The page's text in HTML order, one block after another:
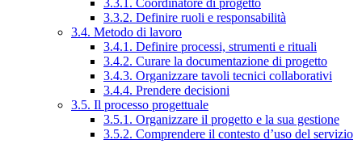
3.3.1. Coordinatore di progetto
3.3.2. Definire ruoli e responsabilità
3.4. Metodo di lavoro
3.4.1. Definire processi, strumenti e rituali
3.4.2. Curare la documentazione di progetto
3.4.3. Organizzare tavoli tecnici collaborativi
3.4.4. Prendere decisioni
3.5. Il processo progettuale
3.5.1. Organizzare il progetto e la sua gestione
3.5.2. Comprendere il contesto d’uso del servizio